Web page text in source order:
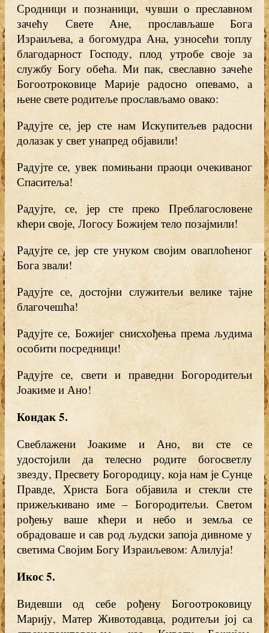
Сродници и познаници, чувши о преславном
зачећу Свете Ане, прослављаше Бога
Израиљева, а богомудра Ана, узносећи топлу
благодарност Господу, плод утробе своје за
службу Богу обећа. Ми пак, свеславно зачеће
Богоотроковице Марије радосно опевамо, а
њене свете родитеље прослављамо овако:
Радујте се, јер сте нам Искупитељев радосни
долазак у свет унапред објавили!
Радујте се, увек помињани праоци очекиваног
Спаситеља!
Радујте, се, јер сте преко Преблагословене
кћери своје, Логосу Божијем тело позајмили!
Радујте се, јер сте унуком својим оваплоћеног
Бога звали!
Радујте се, достојни служитељи велике тајне
благочешћа!
Радујте се, Божијег снисхођења према људима
особити посредници!
Радујте се, свети и праведни Богородитељи
Јоакиме и Ано!
Кондак 5.
Свеблажени Јоакиме и Ано, ви сте се
удостојили да телесно родите богосветлу
звезду, Пресвету Богородицу, која нам је Сунце
Правде, Христа Бога објавила и стекли сте
прижељкивано име – Богородитељи. Светом
рођењу ваше кћери и небо и земља се
обрадоваше и сав род људски запоја дивноме у
светима Својим Богу Израиљевом: Алилуја!
Икос 5.
Видевши од себе рођену Богоотроковицу
Марију, Матер Животодавца, родитељи јој са